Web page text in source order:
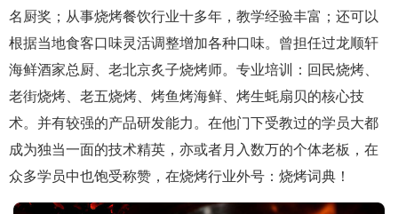
名厨奖；从事烧烤餐饮行业十多年，教学经验丰富；还可以
根据当地食客口味灵活调整增加各种口味。曾担任过龙顺轩
海鲜酒家总厨、老北京炙子烧烤师。专业培训：回民烧烤、
老街烧烤、老五烧烤、烤鱼烤海鲜、烤生蚝扇贝的核心技
术。并有较强的产品研发能力。在他门下受教过的学员大都
成为独当一面的技术精英，亦或者月入数万的个体老板，在
众多学员中也饱受称赞，在烧烤行业外号：烧烤词典！